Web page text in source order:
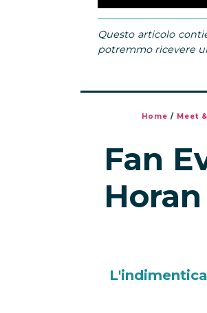
Questo articolo
potremmo ricevere
Home / Meet
Fan